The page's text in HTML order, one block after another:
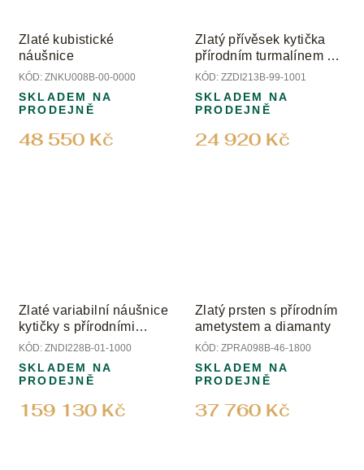
Zlaté kubistické
náušnice
KÓD: ZNKU008B-00-0000
48 550 Kč
SKLADEM NA
PRODEJNĚ
Zlatý přívěsek kytička
přírodním turmalínem a
diamanty
KÓD: ZZDI213B-99-1001
24 920 Kč
SKLADEM NA
PRODEJNĚ
Zlaté variabilní náušnice
kytičky s přírodními
diamanty
KÓD: ZNDI228B-01-1000
159 130 Kč
SKLADEM NA
PRODEJNĚ
Zlatý prsten s přírodním
ametystem a diamanty
KÓD: ZPRA098B-46-1800
37 760 Kč
SKLADEM NA
PRODEJNĚ